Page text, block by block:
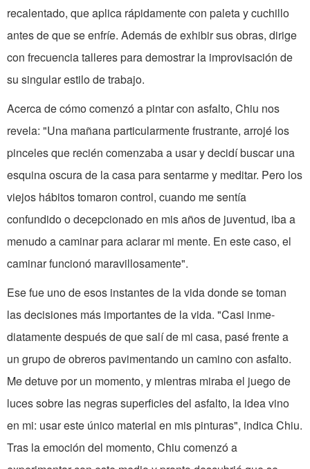
recalentado, que aplica rápi­damente con paleta y cuchillo
antes de que se enfríe. Además de exhibir sus obras, dirige
con frecuencia talleres para demostrar la improvisación de
su singular estilo de trabajo.
Acerca de cómo comenzó a pintar con asfalto, Chiu nos
revela: "Una mañana particularmente frustrante, arrojé los
pinceles que recién comenzaba a usar y decidí buscar una
esquina oscura de la casa para sentarme y meditar. Pero los
viejos hábitos tomaron control, cuando me sentía
confundido o decepcionado en mis años de juventud, iba a
menudo a caminar para aclarar mi mente. En este caso, el
ca­minar funcionó maravillosamente".
Ese fue uno de esos instantes de la vida donde se toman
las decisiones más importantes de la vida. "Casi inme­
diatamente después de que salí de mi casa, pasé frente a
un grupo de obreros pavimentando un camino con asfalto.
Me detuve por un momento, y mientras miraba el juego de
luces sobre las negras superficies del asfalto, la idea vino
en mi: usar este único material en mis pinturas", indica Chiu.
Tras la emoción del momento, Chiu comenzó a